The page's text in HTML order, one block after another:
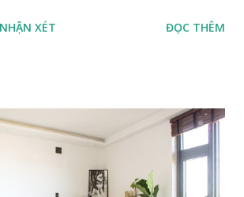
như mơ' Phong Lộc Hoa là loại cây
ai cũng nắm rõ. Sau đây là những
về đặc điểm của loại cây này. 1. Đặc điểm
Lộc Hoa (tên khoa học: Guzmania
gọi khác là cây Dứa Cảnh Nến. Được
XÉT ĐỌC THÊM